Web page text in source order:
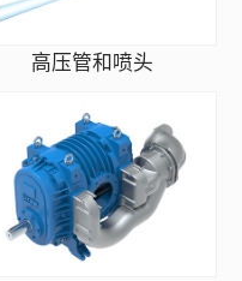
高压管和喷头